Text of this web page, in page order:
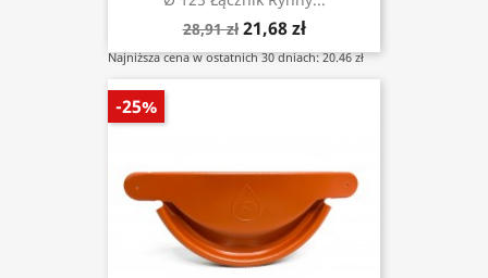
28,91 zł 21,68 zł
Najniższa cena w ostatnich 30 dniach: 20.46 zł
-25%